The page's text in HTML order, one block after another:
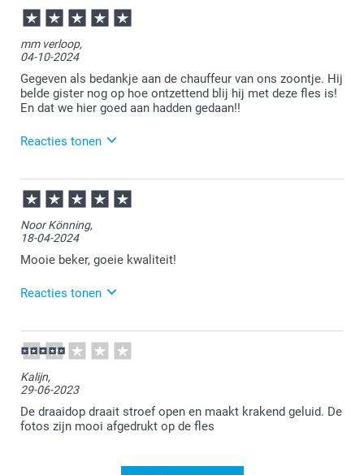
10:56
Bedankt voor je feedback. Wat vervelend dat de
drinkfles niet naar wens is. Onze klantenservice
heeft inmiddels per e-mail contact met je
opgenomen om dit samen op te lossen met een
passende oplossing. We helpen je graag verder!
mm verloop,
04-10-2024
Gegeven als bedankje aan de chauffeur van ons zoontje. Hij
belde gister nog op hoe ontzettend blij hij met deze fles is!
En dat we hier goed aan hadden gedaan!!
Reacties tonen
08-10-2024
15:23
Bedankt voor je bericht.
Heel veel plezier ervan!
Graag tot bij ons op de website!
Noor Könning,
18-04-2024
Mooie beker, goeie kwaliteit!
Reacties tonen
19-04-2024
13:43
Hartelijk bedankt voor je review. Fijn om te lezen dat
van. Wij wensen je er veel plezier mee en zien je
graag nog eens terug bij Smartphoto!
Kalijn,
29-06-2023
De draaidop draait stroef open en maakt krakend geluid. De
fotos zijn mooi afgedrukt op de fles